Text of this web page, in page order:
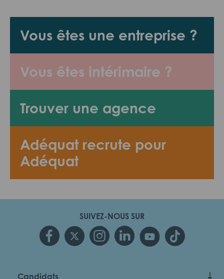
Vous êtes une entreprise ?
Vous êtes intérimaire ?
Trouver une agence
Adéquat recrute pour
Adéquat
SUIVEZ-NOUS SUR
Candidats